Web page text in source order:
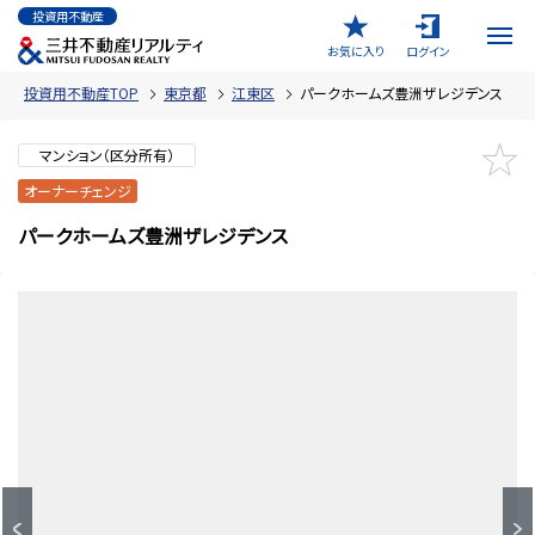
投資用不動産
お気に入り
ログイン
投資用不動産TOP 東京都 江東区 パークホームズ豊洲ザレジデンス
マンション（区分所有）
オーナーチェンジ
パークホームズ豊洲ザレジデンス